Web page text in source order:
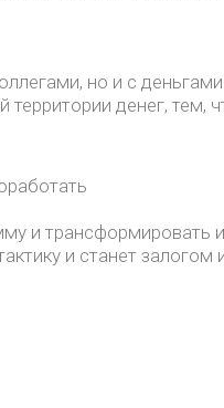
но и с
денег, тем,
и трансформировать
и станет